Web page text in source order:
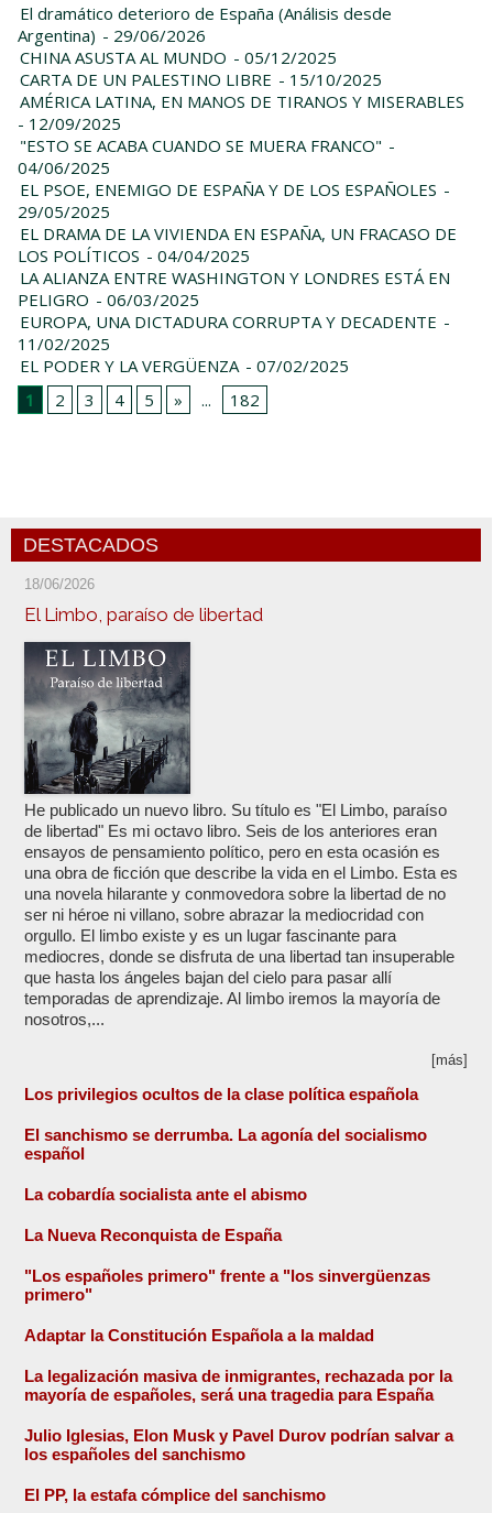
El dramático deterioro de España (Análisis desde
Argentina) - 29/06/2026
CHINA ASUSTA AL MUNDO - 05/12/2025
CARTA DE UN PALESTINO LIBRE - 15/10/2025
AMÉRICA LATINA, EN MANOS DE TIRANOS Y MISERABLES
- 12/09/2025
"ESTO SE ACABA CUANDO SE MUERA FRANCO" -
04/06/2025
EL PSOE, ENEMIGO DE ESPAÑA Y DE LOS ESPAÑOLES -
29/05/2025
EL DRAMA DE LA VIVIENDA EN ESPAÑA, UN FRACASO DE
LOS POLÍTICOS - 04/04/2025
LA ALIANZA ENTRE WASHINGTON Y LONDRES ESTÁ EN
PELIGRO - 06/03/2025
EUROPA, UNA DICTADURA CORRUPTA Y DECADENTE -
11/02/2025
EL PODER Y LA VERGÜENZA - 07/02/2025
1
2 3 4 5 » ... 182
DESTACADOS
18/06/2026
El Limbo, paraíso de libertad
He publicado un nuevo libro. Su título es "El Limbo, paraíso
de libertad" Es mi octavo libro. Seis de los anteriores eran
ensayos de pensamiento político, pero en esta ocasión es
una obra de ficción que describe la vida en el Limbo. Esta es
una novela hilarante y conmovedora sobre la libertad de no
ser ni héroe ni villano, sobre abrazar la mediocridad con
orgullo. El limbo existe y es un lugar fascinante para
mediocres, donde se disfruta de una libertad tan insuperable
que hasta los ángeles bajan del cielo para pasar allí
temporadas de aprendizaje. Al limbo iremos la mayoría de
nosotros,...
[más]
Los privilegios ocultos de la clase política española
El sanchismo se derrumba. La agonía del socialismo
español
La cobardía socialista ante el abismo
La Nueva Reconquista de España
"Los españoles primero" frente a "los sinvergüenzas
primero"
Adaptar la Constitución Española a la maldad
La legalización masiva de inmigrantes, rechazada por la
mayoría de españoles, será una tragedia para España
Julio Iglesias, Elon Musk y Pavel Durov podrían salvar a
los españoles del sanchismo
El PP, la estafa cómplice del sanchismo